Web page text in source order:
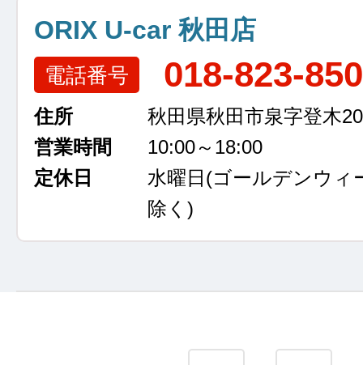
ORIX U-car 秋田店
電話番号 018-823-
住所
秋田県秋田市泉字登木
営業時間
10:00～18:00
定休日
水曜日 (ゴールデンウィ
除く)